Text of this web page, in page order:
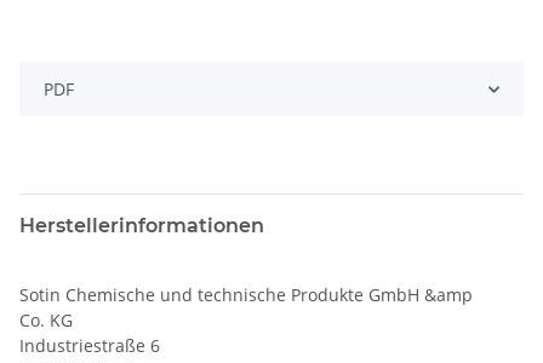
PDF
Herstellerinformationen
Sotin Chemische und technische Produkte GmbH &amp
Co. KG
Industriestraße 6